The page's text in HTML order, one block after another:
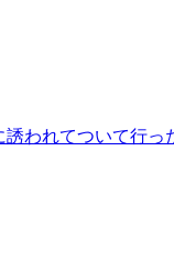
われてついて行